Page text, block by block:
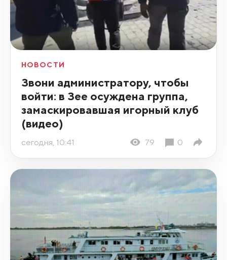
НОВОСТИ
Звони администратору, чтобы
войти: в Зее осуждена группа,
замаскировавшая игорный клуб
(видео)
сегодня, 10:41 79 0